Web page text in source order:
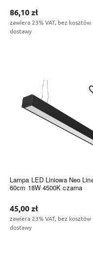
86,10 zł
zawiera 23% VAT, bez kosztów
dostawy
Lampa LED Liniowa Neo
60cm 18W 4500K czarna
45,00 zł
zawiera 23% VAT, bez kosztów
dostawy